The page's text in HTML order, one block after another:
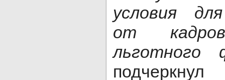
условия
от
льготного